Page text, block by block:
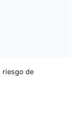
riesgo de